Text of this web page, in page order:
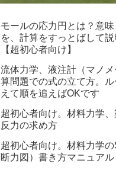
モールの応力円とは？意
を、計算をすっとばして説
【超初心者向け】
流体力学、液注計（マノ
算問題での式の立て方。ル
えて順を追えばOKです
超初心者向け。材料力学
反力の求め方
超初心者向け。材料力学
断力図）書き方マニュアル